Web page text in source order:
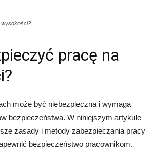
pracę na
może być niebezpieczna i wymaga
bezpieczeństwa. W niniejszym artykule
zasady i metody zabezpieczania pracy
bezpieczeństwo pracownikom.